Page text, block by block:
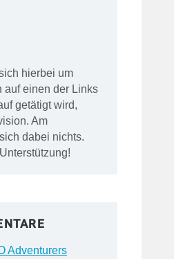
hierbei um
auf einen der Links
getätigt wird,
Am
dabei nichts.
Adventurers